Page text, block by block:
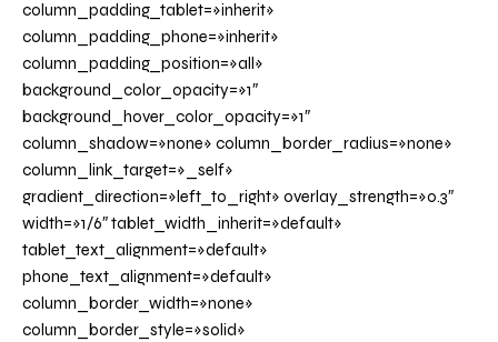
column_padding_tablet=»inherit»
column_padding_phone=»inherit»
column_padding_position=»all»
background_color_opacity=»1″
background_hover_color_opacity=»1″
column_shadow=»none» column_border_radius=»none»
column_link_target=»_self»
gradient_direction=»left_to_right» overlay_strength=»0.3″
width=»1/6″ tablet_width_inherit=»default»
tablet_text_alignment=»default»
phone_text_alignment=»default»
column_border_width=»none»
column_border_style=»solid»